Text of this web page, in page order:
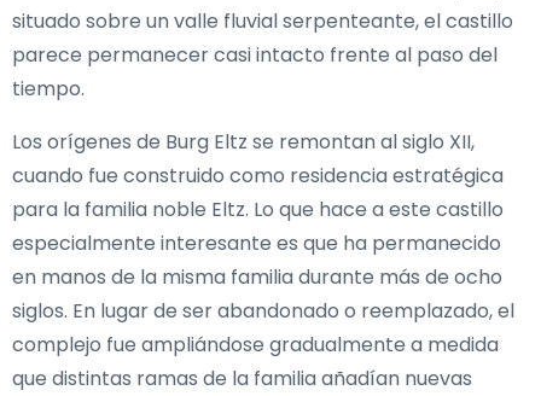
situado sobre un valle fluvial serpenteante, el castillo
parece permanecer casi intacto frente al paso del
tiempo.
Los orígenes de Burg Eltz se remontan al siglo XII,
cuando fue construido como residencia estratégica
para la familia noble Eltz. Lo que hace a este castillo
especialmente interesante es que ha permanecido
en manos de la misma familia durante más de ocho
siglos. En lugar de ser abandonado o reemplazado, el
complejo fue ampliándose gradualmente a medida
que distintas ramas de la familia añadían nuevas